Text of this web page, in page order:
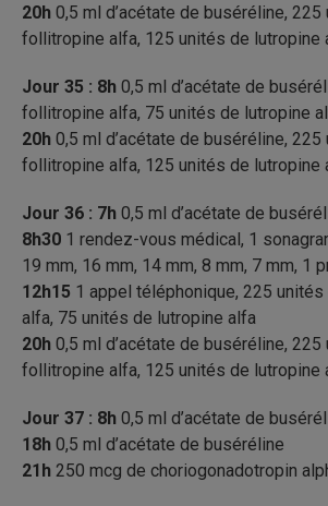
20h 0,5 ml d’acétate de buséréline, 225
follitropine alfa, 125 unités de lutropine
Jour 35 : 8h 0,5 ml d’acétate de
follitropine alfa, 75 unités de lutropine
20h 0,5 ml d’acétate de buséréline, 225
follitropine alfa, 125 unités de lutropine
Jour 36 : 7h 0,5 ml d’acétate de
8h30 1 rendez-vous médical, 1
19 mm, 16 mm, 14 mm, 8 mm, 7 mm, 1
12h15 1 appel téléphonique, 225
alfa, 75 unités de lutropine alfa
20h 0,5 ml d’acétate de buséréline, 225
follitropine alfa, 125 unités de lutropine
Jour 37 : 8h 0,5 ml d’acétate de
18h 0,5 ml d’acétate de buséréline
21h 250 mcg de choriogonadotropin